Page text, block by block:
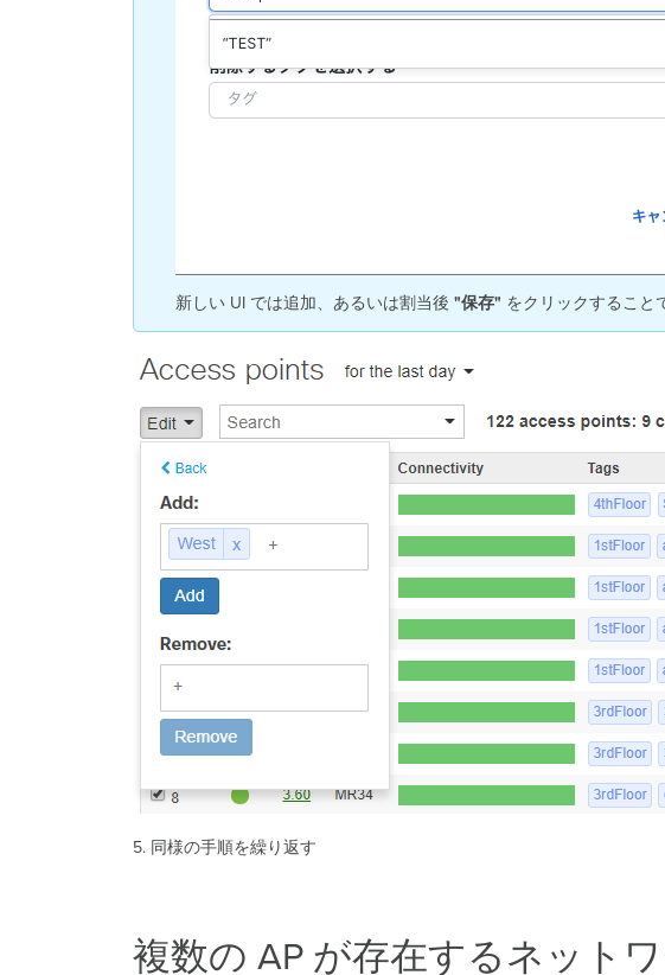
新しい UI では追加、あるいは割当後 "保存" をクリックすること
5. 同様の手順を繰り返す
複数の AP が存在するネット